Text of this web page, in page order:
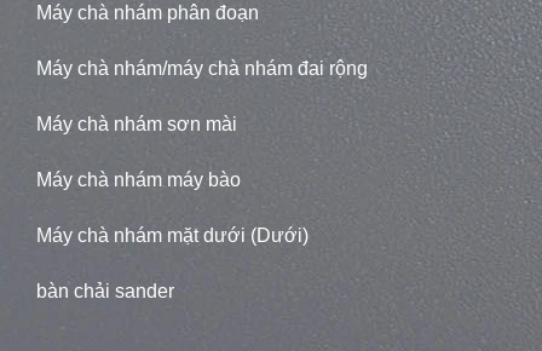
Máy chà nhám phân đoạn
Máy chà nhám/máy chà nhám đai rộng
Máy chà nhám sơn mài
Máy chà nhám máy bào
Máy chà nhám mặt dưới (Dưới)
bàn chải sander